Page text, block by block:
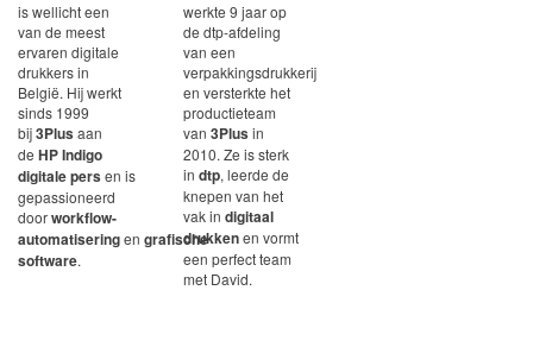
is wellicht een
van de meest
ervaren digitale
drukkers in
België. Hij werkt
sinds 1999
bij3Plusaan
de HP Indigo
digitale persen is
gepassioneerd
doorworkflow-
automatiseringen grafische
software.
werkte 9 jaar op
de dtp-afdeling
van een
verpakkingsdrukkerij
en versterkte het
productieteam
van3Plusin
2010. Ze is sterk
indtp, leerde de
knepen van het
vak indigitaal
drukkenen vormt
een perfect team
met David.